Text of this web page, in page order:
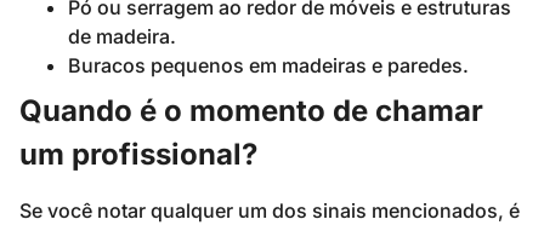
Pó ou serragem ao redor de móveis e estruturas
de madeira.
Buracos pequenos em madeiras e paredes.
Quando é o momento de chamar
um profissional?
Se você notar qualquer um dos sinais mencionados, é